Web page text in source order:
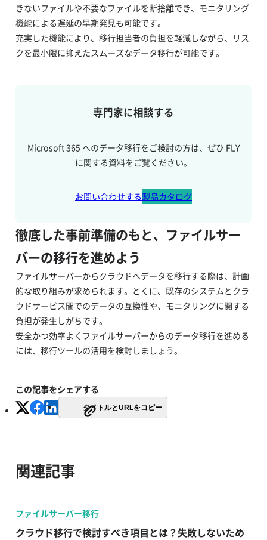
きないファイルや不要なファイルを断捨離でき、モニタリング
機能による遅延の早期発見も可能です。
充実した機能により、移行担当者の負担を軽減しながら、リス
クを最小限に抑えたスムーズなデータ移行が可能です。
専門家に相談する
Microsoft 365 へのデータ移行をご検討の方は、ぜひ FLY
に関する資料をご覧ください。
お問い合わせする製品カタログ
徹底した事前準備のもと、ファイルサー
バーの移行を進めよう
ファイルサーバーからクラウドへデータを移行する際は、計画
的な取り組みが求められます。とくに、既存のシステムとクラ
ウドサービス間でのデータの互換性や、モニタリングに関する
負担が発生しがちです。
安全かつ効率よくファイルサーバーからのデータ移行を進める
には、移行ツールの活用を検討しましょう。
この記事をシェアする
タイトルとURLをコピー
関連記事
ファイルサーバー移行
クラウド移行で検討すべき項目とは？失敗しないため